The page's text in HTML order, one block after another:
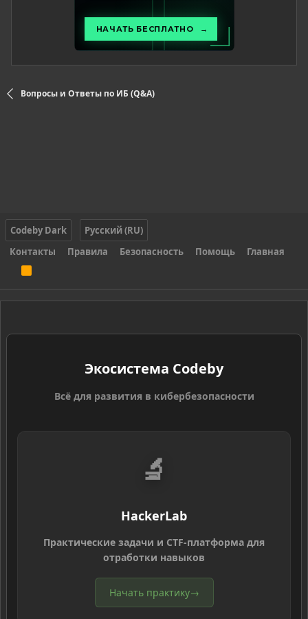
Вопросы и Ответы по ИБ (Q&A)
Codeby Dark
Русский (RU)
Контакты
Правила Безопасность Помощь Главная
S
Экосистема Codeby
Всё для развития в кибербезопасности
🔬
HackerLab
Практические задачи и CTF-платформа для
отработки навыков
Начать практику→